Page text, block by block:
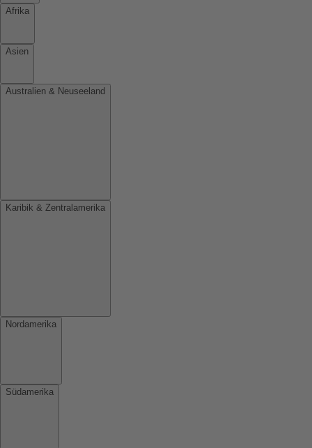
Afrika
Asien
Australien & Neuseeland
Karibik & Zentralamerika
Nordamerika
Südamerika